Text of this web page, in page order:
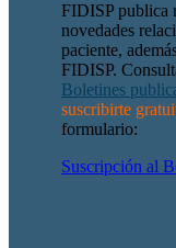
FIDISP publica
novedades
paciente,
FIDISP.
Boletines
suscribirte
formulario:
Suscripción al